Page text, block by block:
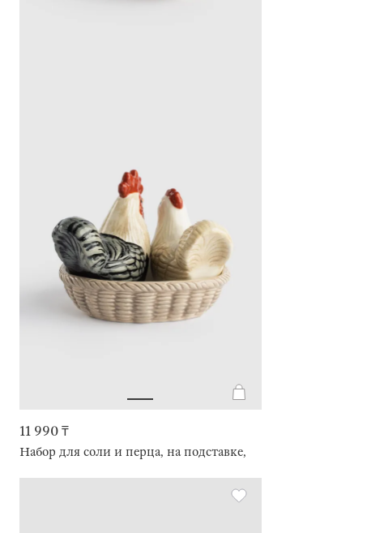
11 990 ₸
Набор для соли и перца, на подставке, Петух и курица, Rooster